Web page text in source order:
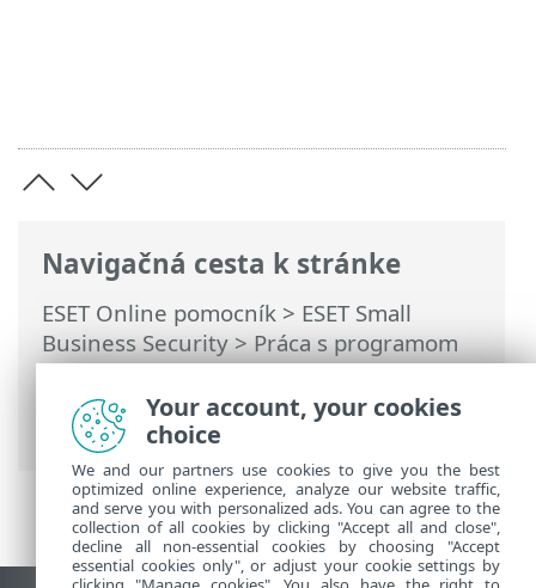
Navigačná cesta k stránke
ESET Online pomocník > ESET Small
Business Security>Práca s programom
ESET Small Business Security>
Nastavenia>Ochrana siete> Dočasný
blacklist IP adries
Your account, your cookies
choice
We and our partners use cookies to give you the best
optimized online experience, analyze our website traffic,
and serve you with personalized ads. You can agree to the
collection of all cookies by clicking "Accept all and close",
decline all non-essential cookies by choosing "Accept
essential cookies only", or adjust your cookie settings by